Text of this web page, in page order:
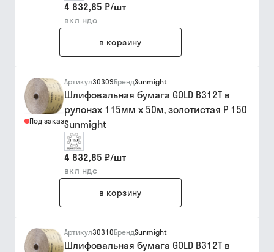
4 832,85 ₽/шт
вкл ндс
в корзину
Под заказ
Артикул30309БрендSunmight
Шлифовальная бумага GOLD B312T в
рулонах 115мм х 50м, золотистая P 150
Sunmight
4 832,85 ₽/шт
вкл ндс
в корзину
Артикул30310БрендSunmight
Шлифовальная бумага GOLD B312T в